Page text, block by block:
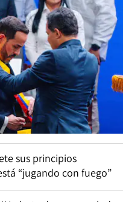
sus principios
“jugando con fuego”